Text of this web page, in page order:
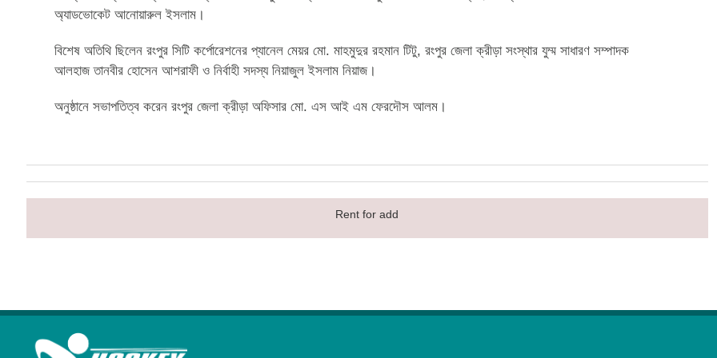
অ্যাডভোকেট আনোয়ারুল ইসলাম।
বিশেষ অতিথি ছিলেন রংপুর সিটি কর্পোরেশনের প্যানেল মেয়র মো. মাহমুদুর রহমান টিটু, রংপুর জেলা ক্রীড়া সংস্থার যুম্ম সাধারণ সম্পাদক
আলহাজ তানবীর হোসেন আশরাফী ও নির্বাহী সদস্য নিয়াজুল ইসলাম নিয়াজ।
অনুষ্ঠানে সভাপতিত্ব করেন রংপুর জেলা ক্রীড়া অফিসার মো. এস আই এম ফেরদৌস আলম।
Rent for add